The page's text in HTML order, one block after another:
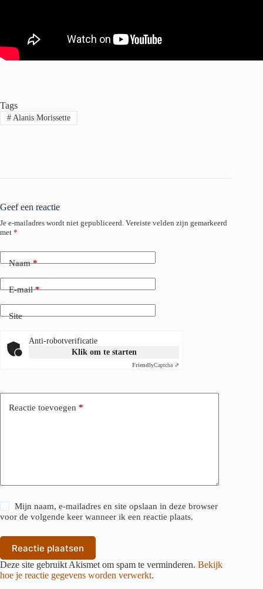
Tags
#Alanis Morissette
Geef een reactie
Je e-mailadres wordt niet gepubliceerd. Vereiste velden zijn gemarkeerd
met *
Naam*
E-mail*
Site
Anti-robotverificatie
Klik om te starten
FriendlyCaptcha ⇗
Reactie toevoegen *
Mijn naam, e-mailadres en site opslaan in deze browser
voor de volgende keer wanneer ik een reactie plaats.
Reactie plaatsen
Deze site gebruikt Akismet om spam te verminderen. Bekijk
hoe je reactie gegevens worden verwerkt.